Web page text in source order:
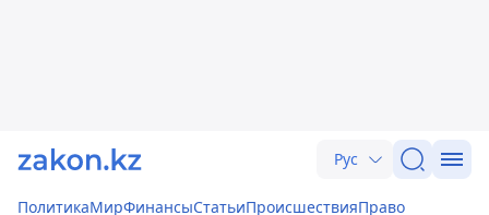
Рус
ПолитикаМирФинансыСтатьиПроисшествияПраво